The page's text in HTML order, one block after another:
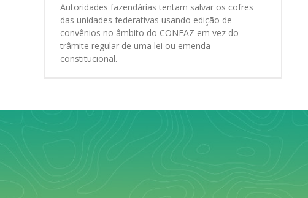
Autoridades fazendárias tentam salvar os cofres
das unidades federativas usando edição de
convênios no âmbito do CONFAZ em vez do
trâmite regular de uma lei ou emenda
constitucional.